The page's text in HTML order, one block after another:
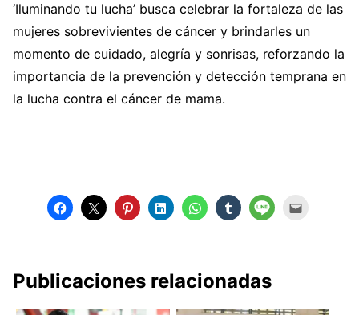
‘Iluminando tu lucha’ busca celebrar la fortaleza de las
mujeres sobrevivientes de cáncer y brindarles un
momento de cuidado, alegría y sonrisas, reforzando la
importancia de la prevención y detección temprana en
la lucha contra el cáncer de mama.
Publicaciones relacionadas